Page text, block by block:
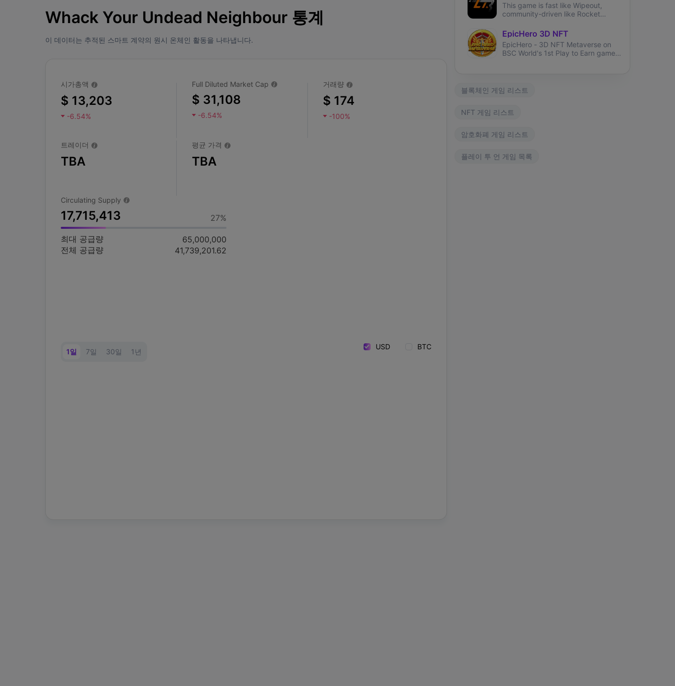
Whack Your Undead Neighbour 통계
이 데이터는 추적된 스마트 계약의 원시 온체인 활동을 나타냅니다.
시가총액
$ 13,203
-6.54%
Full Diluted Market Cap
$ 31,108
-6.54%
거래량
$ 174
-100%
트레이더
TBA
평균 가격
TBA
Circulating Supply
17,715,413 27%
최대 공급량
65,000,000
전체 공급량
41,739,201.62
1일 7일 30일 1년
USD BTC
This game is fast like Wipeout,
community-driven like Rocket
tracks like TrackMania.
EpicHero 3D NFT
EpicHero - 3D NFT Metaverse on
BSC World's 1st Play to Earn game
블록체인 게임 리스트
NFT 게임 리스트
암호화폐 게임 리스트
플레이 투 언 게임 목록